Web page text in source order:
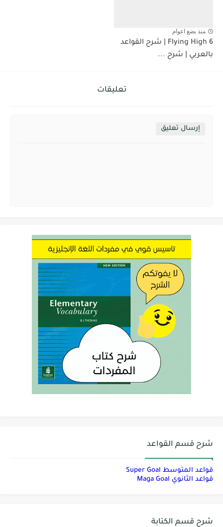
منذ بضع اعوام
Flying High 6 | شرح القواعد
بالعربي | شرح ...
تعليقات
إرسال تعليق
شرح قسم القواعد
قواعد المتوسط Super Goal
قواعد الثانوي Maga Goal
شرح قسم الكتابة